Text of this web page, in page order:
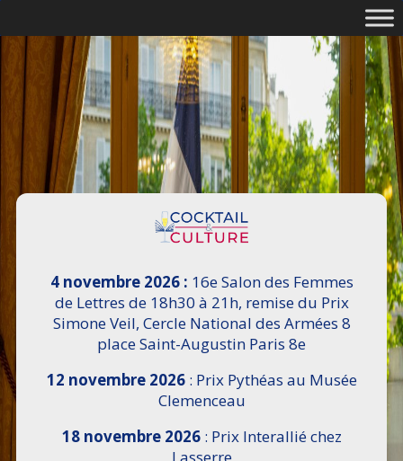
4 novembre 2026 : 16e Salon des Femmes
de Lettres de 18h30 à 21h, remise du Prix
Simone Veil, Cercle National des Armées 8
place Saint-Augustin Paris 8e
12 novembre 2026: Prix Pythéas au Musée
Clemenceau
18 novembre 2026: Prix Interallié chez